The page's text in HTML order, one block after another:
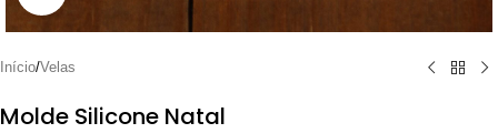
Início/Velas
Molde Silicone Natal